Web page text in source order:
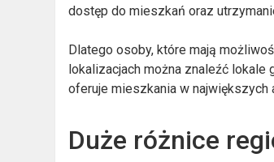
dostęp do mieszkań oraz
Dlatego osoby, które mają
lokalizacjach można znaleźć
oferuje mieszkania w
Duże różnice